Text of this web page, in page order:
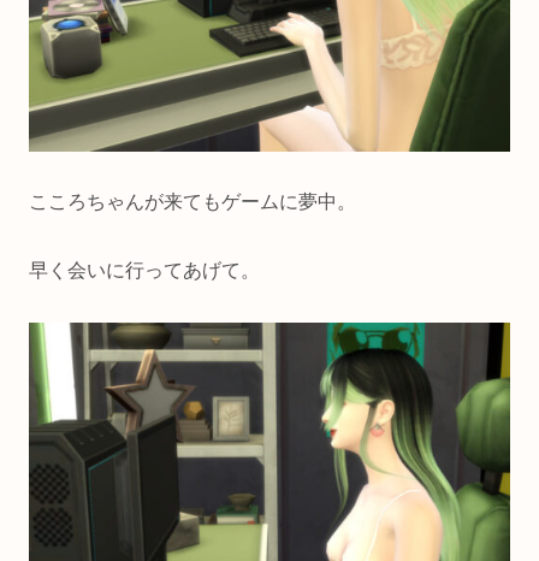
こころちゃんが来てもゲームに夢中。
早く会いに行ってあげて。